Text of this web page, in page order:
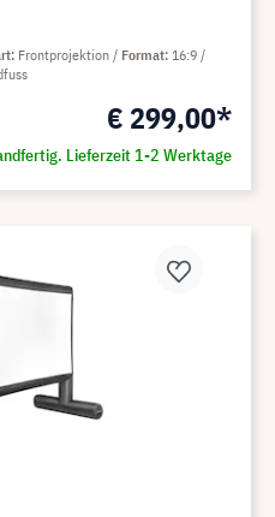
€ 299,00*
Lieferzeit 1-2 Werktage
Frontprojektion Format 16:9